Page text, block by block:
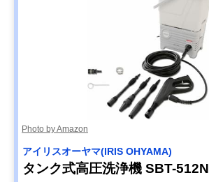
Photo by Amazon
アイリスオーヤマ(IRIS OHYAMA)
タンク式高圧洗浄機 SBT-512N